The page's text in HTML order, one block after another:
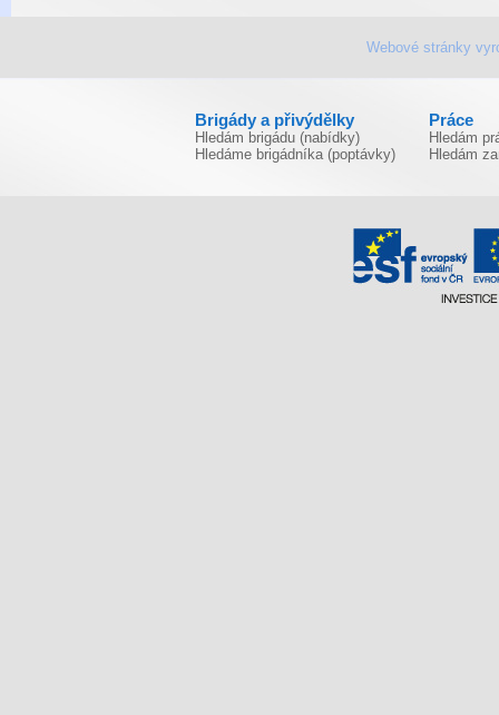
Webové stránky
Brigády a přivýdělky
Hledám brigádu (nabídky)
Hledáme brigádníka (poptávky)
Práce
Hledám
Hledám